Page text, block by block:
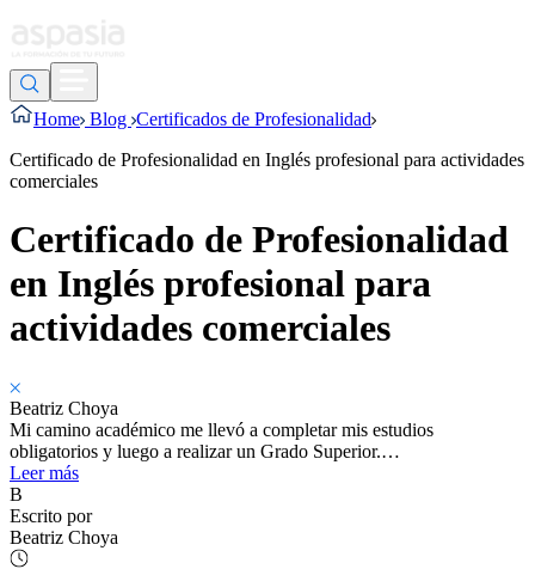
Home Blog Certificados de Profesionalidad
Certificado de Profesionalidad en Inglés profesional para actividades
comerciales
Certificado de Profesionalidad
en Inglés profesional para
actividades comerciales
Beatriz Choya
Mi camino académico me llevó a completar mis estudios
obligatorios y luego a realizar un Grado Superior.…
Leer más
B
Escrito por
Beatriz Choya